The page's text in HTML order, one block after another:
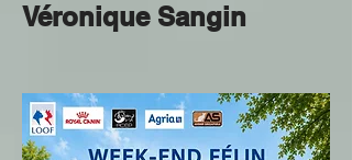
Véronique Sangin